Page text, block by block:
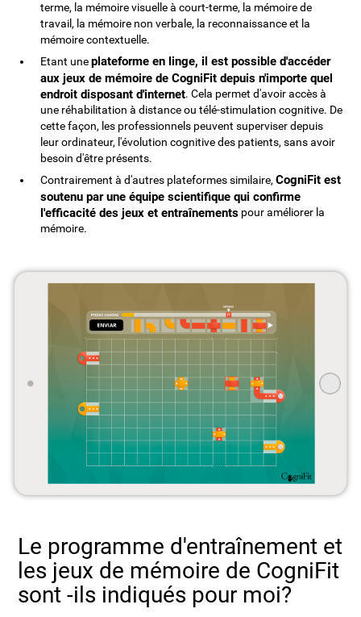
terme, la mémoire visuelle à court-terme, la mémoire de
travail, la mémoire non verbale, la reconnaissance et la
mémoire contextuelle.
Etant uneplateforme en linge, il est possible d'accéder
aux jeux de mémoire de CogniFit depuis n'importe quel
endroit disposant d'internet. Cela permet d'avoir accès à
une réhabilitation à distance ou télé-stimulation cognitive. De
cette façon, les professionnels peuvent superviser depuis
leur ordinateur, l'évolution cognitive des patients, sans avoir
besoin d'être présents.
Contrairement à d'autres plateformes similaire,CogniFit est
soutenu par une équipe scientifique qui confirme
l'efficacité des jeux et entraînements pour améliorer la
mémoire.
Le programme d'entraînement et
les jeux de mémoire de CogniFit
sont -ils indiqués pour moi?